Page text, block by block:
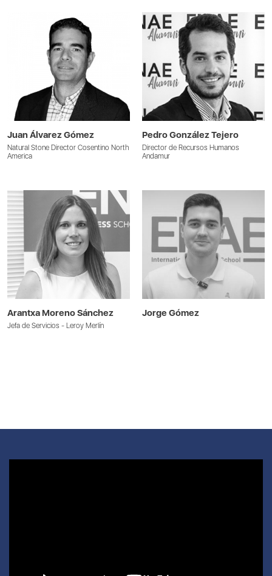
Juan Álvarez Gómez
Natural Stone Director Cosentino North
America
Pedro González Tejero
Director de Recursos Humanos
Andamur
Arantxa Moreno Sánchez
Jefa de Servicios - Leroy Merlín
Jorge Gómez